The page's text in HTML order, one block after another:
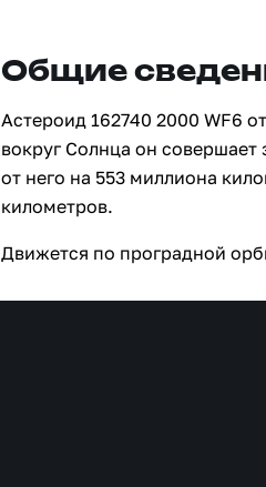
Общие
Астероид 162740 2000 WF6
вокруг Солнца он
от него на 553 миллиона
километров.
Движется по проградной